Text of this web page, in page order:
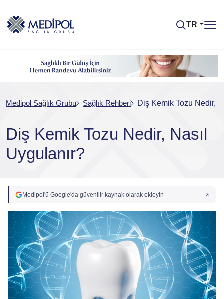
TR
Medipol Sağlık Grubu Sağlık Rehberi Diş Kemik Tozu Nedir,
Diş Kemik Tozu Nedir, Nasıl
Uygulanır?
Medipol'ü Google'da güvenilir kaynak olarak ekleyin